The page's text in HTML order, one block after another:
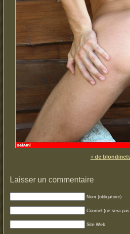
+ de
Laisser un commentaire
Nom (obligatoire)
Courriel (ne sera
Site Web